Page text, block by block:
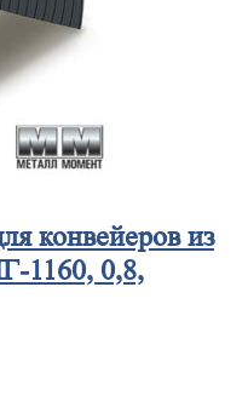
конвейеров из
1160, 0,8,